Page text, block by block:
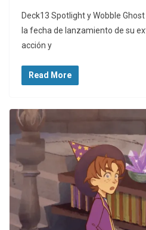
Deck13 Spotlight y Wobble
la fecha de lanzamiento de su
acción y
Read More